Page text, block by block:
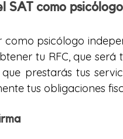
SAT como
psicólogo
tu RFC, que
prestarás tus
tus obligaciones